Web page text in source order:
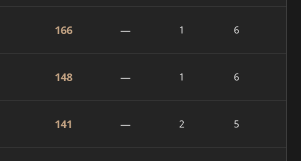
166 — 1 6
148 — 1 6
141 — 2 5